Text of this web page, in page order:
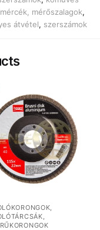
mércék, mérőszalagok,
átvétel, szerszámok